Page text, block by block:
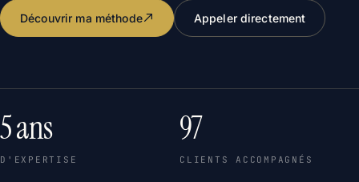
Découvrir ma méthode Appeler directement
5 ans
D'EXPERTISE
97
CLIENTS ACCOMPAGNÉS